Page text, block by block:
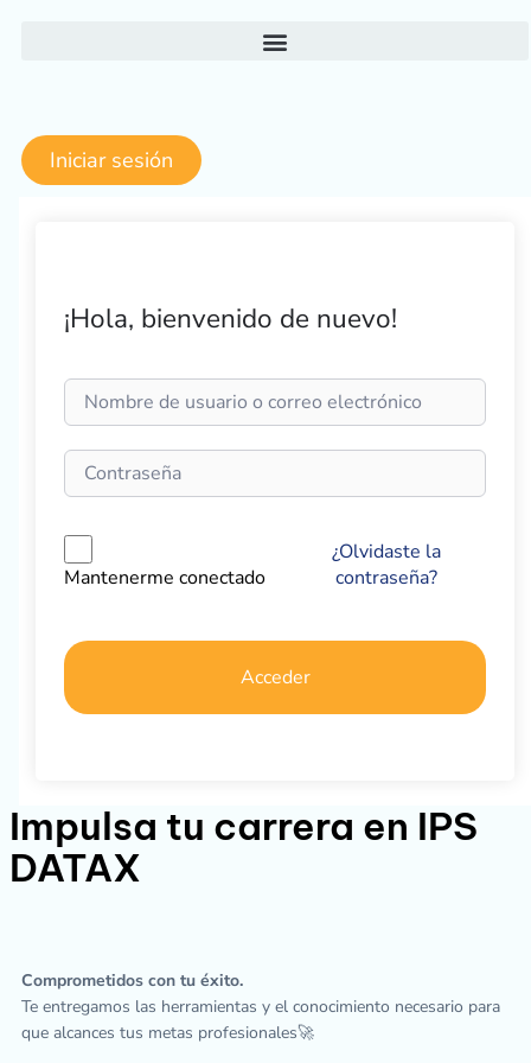
Iniciar sesión
¡Hola, bienvenido de nuevo!
Mantenerme conectado
¿Olvidaste la
contraseña?
Acceder
Impulsa tu carrera en IPS
DATAX
Comprometidos con tu éxito.
Te entregamos las herramientas y el conocimiento necesario para
que alcances tus metas profesionales🚀